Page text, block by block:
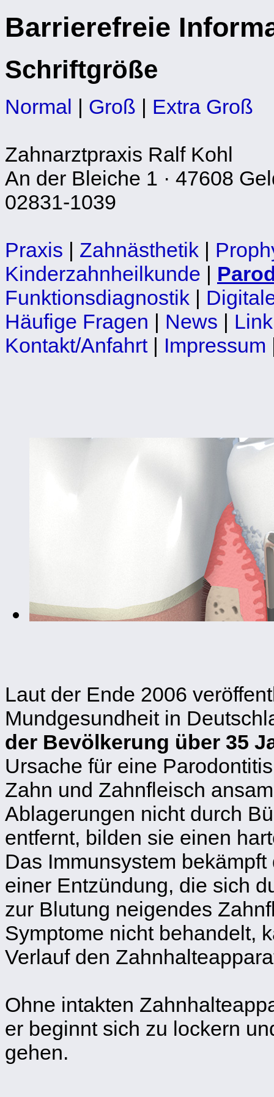
Barrierefreie
Schriftgröße
Normal | Groß | Extra Groß
Zahnarztpraxis Ralf Kohl
An der Bleiche 1 · 47608
02831-1039
Praxis | Zahnästhetik |
Kinderzahnheilkunde |
Funktionsdiagnostik |
Häufige Fragen | News |
Kontakt/Anfahrt| Impressum
Laut der Ende 2006
Mundgesundheit in
der Bevölkerung über 35
Ursache für eine
Zahn und Zahnfleisch
Ablagerungen nicht durch
entfernt, bilden sie einen
Das Immunsystem
einer Entzündung, die sich
zur Blutung neigendes
Symptome nicht behandelt,
Verlauf den
Ohne intakten
er beginnt sich zu lockern
gehen.